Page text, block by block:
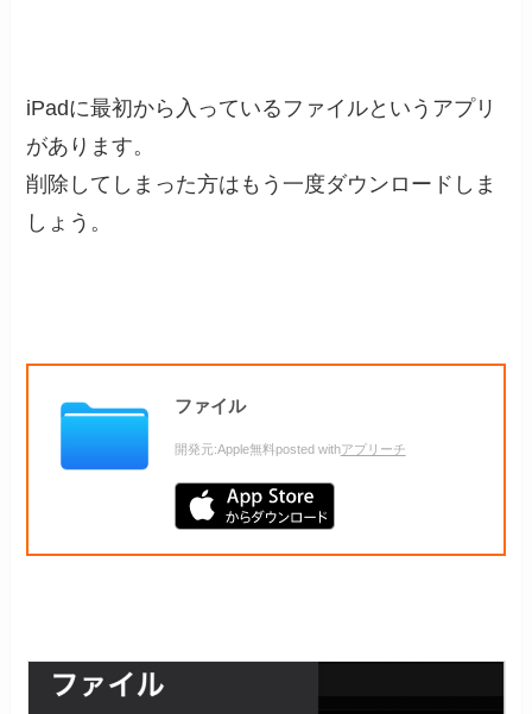
iPadに最初から入っているファイルというアプリ
があります。
削除してしまった方はもう一度ダウンロードしま
しょう。
ファイル
開発元:Apple無料posted withアプリーチ